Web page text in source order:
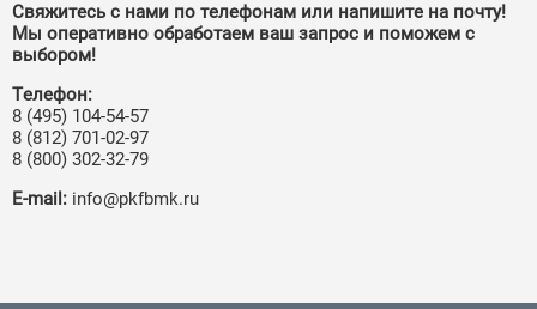
Свяжитесь с нами по телефонам или напишите на почту!
Мы оперативно обработаем ваш запрос и поможем с
выбором!
Телефон:
8 (495) 104-54-57
8 (812) 701-02-97
8 (800) 302-32-79
E‑mail: info@pkfbmk.ru